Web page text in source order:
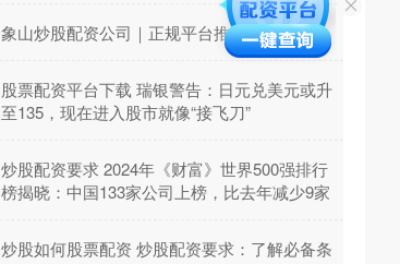
​象山炒股配资公司｜正规平台推荐
​股票配资平台下载 瑞银警告：日元兑美元或升
至135，现在进入股市就像“接飞刀”
​炒股配资要求 2024年《财富》世界500强排行
榜揭晓：中国133家公司上榜，比去年减少9家
​炒股如何股票配资 炒股配资要求：了解必备条